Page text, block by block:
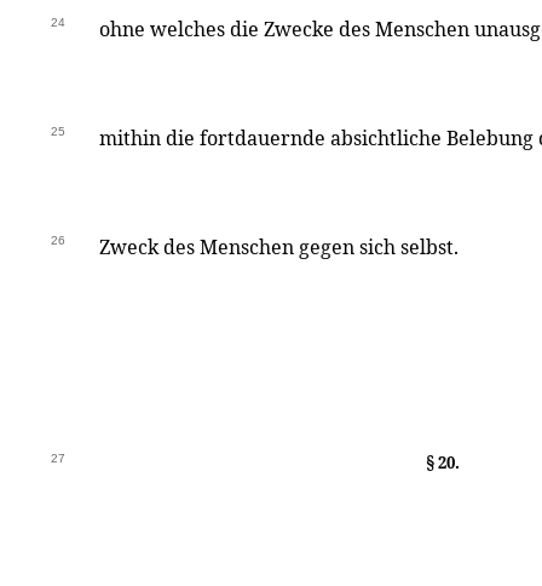
24 ohne welches die Zwecke des Menschen
25 mithin die fortdauernde absichtliche Belebung
26 Zweck des Menschen gegen sich selbst.
27 § 20.